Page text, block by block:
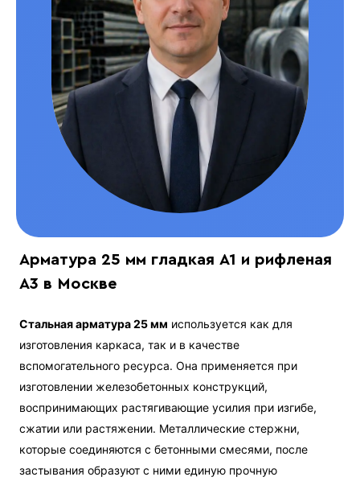
Арматура 25 мм гладкая А1 и рифленая
А3 в Москве
Стальная арматура 25 мм используется как для
изготовления каркаса, так и в качестве
вспомогательного ресурса. Она применяется при
изготовлении железобетонных конструкций,
воспринимающих растягивающие усилия при изгибе,
сжатии или растяжении. Металлические стержни,
которые соединяются с бетонными смесями, после
застывания образуют с ними единую прочную